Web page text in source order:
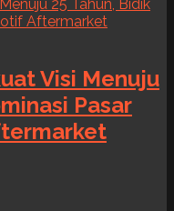
Visi Menuju
Pasar